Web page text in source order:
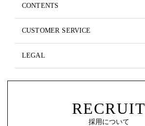
CONTENTS
CUSTOMER SERVICE
LEGAL
RECRUIT
採用について